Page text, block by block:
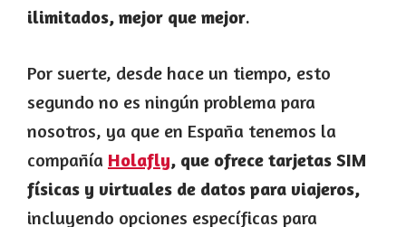
ilimitados, mejor que mejor.
Por suerte, desde hace un tiempo, esto
segundo no es ningún problema para
nosotros, ya que en España tenemos la
compañía Holafly, que ofrece tarjetas SIM
físicas y virtuales de datos para viajeros,
incluyendo opciones específicas para